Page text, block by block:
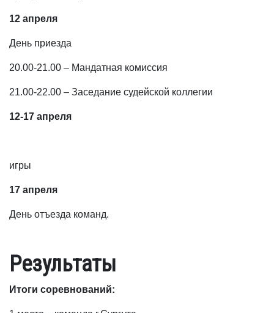
12 апреля
День приезда
20.00-21.00 – Мандатная комиссия
21.00-22.00 – Заседание судейской коллегии
12-17 апреля
игры
17 апреля
День отъезда команд.
Результаты
Итоги соревнований: